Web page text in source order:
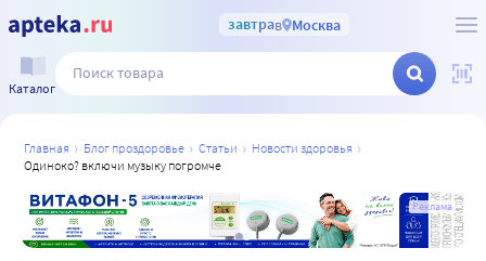
завтрав Москва
Каталог
главная блог проздоровье статьи
новости здоровья
одиноко? включи музыку погромче
Реклама